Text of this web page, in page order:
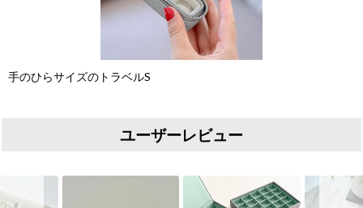
手のひらサイズのトラベルS
ユーザーレビュー
Slide controls